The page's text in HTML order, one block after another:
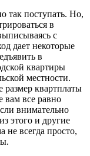
так поступать. Но,
в
с
дает некоторые
в
квартиры
местности.
квартплаты
вам все равно
внимательно
этого и другие
не всегда просто,